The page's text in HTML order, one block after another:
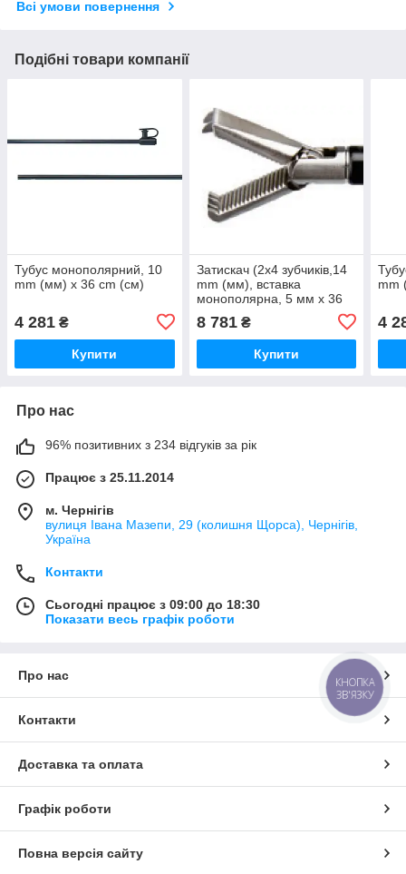
Всі умови повернення
Подібні товари компанії
Тубус монополярний, 10
mm (мм) x 36 cm (cм)
4 281 ₴
Купити
Затискач (2х4 зубчиків,14
mm (мм), вставка
монополярна, 5 мм х 36
8 781₴
Купити
mm
4
Про нас
96% позитивних з 234 відгуків за рік
Працює з 25.11.2014
м. Чернігів
вулиця Івана Мазепи, 29 (колишня Щорса), Чернігів,
Україна
Контакти
Сьогодні працює з 09:00 до 18:30
Показати весь графік роботи
Про нас
Контакти
Доставка та оплата
Графік роботи
Повна версія сайту
КНОПКА
ЗВ'ЯЗКУ